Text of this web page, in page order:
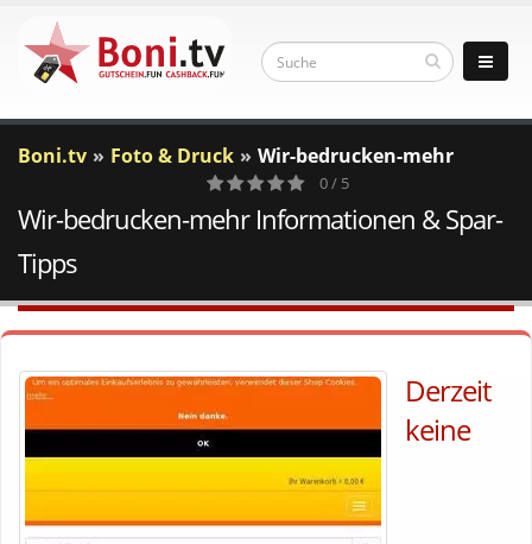
Boni.tv Foto & Druck Wir-bedrucken-mehr
0
Votes
0 / 5
Wir-bedrucken-mehr Informationen & Spar-
Tipps
Derzeit
keine